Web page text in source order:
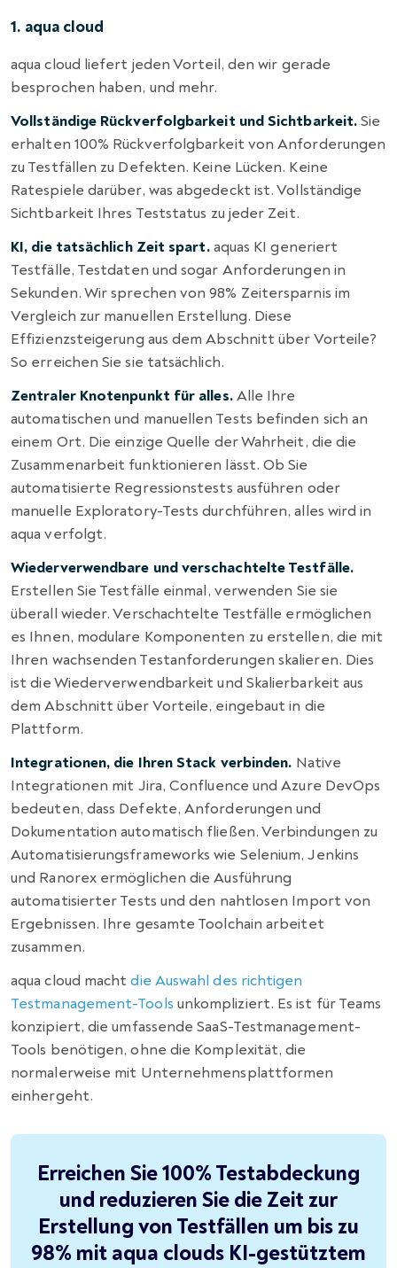
1. aqua cloud
aqua cloud liefert jeden Vorteil, den wir gerade
besprochen haben, und mehr.
Vollständige Rückverfolgbarkeit und Sichtbarkeit.Sie
erhalten 100% Rückverfolgbarkeit von Anforderungen
zu Testfällen zu Defekten. Keine Lücken. Keine
Ratespiele darüber, was abgedeckt ist. Vollständige
Sichtbarkeit Ihres Teststatus zu jeder Zeit.
KI, die tatsächlich Zeit spart.aquas KI generiert
Testfälle, Testdaten und sogar Anforderungen in
Sekunden. Wir sprechen von 98% Zeitersparnis im
Vergleich zur manuellen Erstellung. Diese
Effizienzsteigerung aus dem Abschnitt über Vorteile?
So erreichen Sie sie tatsächlich.
Zentraler Knotenpunkt für alles.Alle Ihre
automatischen und manuellen Tests befinden sich an
einem Ort. Die einzige Quelle der Wahrheit, die die
Zusammenarbeit funktionieren lässt. Ob Sie
automatisierte Regressionstests ausführen oder
manuelle Exploratory-Tests durchführen, alles wird in
aqua verfolgt.
Wiederverwendbare und verschachtelte Testfälle.
Erstellen Sie Testfälle einmal, verwenden Sie sie
überall wieder. Verschachtelte Testfälle ermöglichen
es Ihnen, modulare Komponenten zu erstellen, die mit
Ihren wachsenden Testanforderungen skalieren. Dies
ist die Wiederverwendbarkeit und Skalierbarkeit aus
dem Abschnitt über Vorteile, eingebaut in die
Plattform.
Integrationen, die Ihren Stack verbinden. Native
Integrationen mit Jira, Confluence und Azure DevOps
bedeuten, dass Defekte, Anforderungen und
Dokumentation automatisch fließen. Verbindungen zu
Automatisierungsframeworks wie Selenium, Jenkins
und Ranorex ermöglichen die Ausführung
automatisierter Tests und den nahtlosen Import von
Ergebnissen. Ihre gesamte Toolchain arbeitet
zusammen.
aqua cloud machtdie Auswahl des richtigen
Testmanagement-Tools unkompliziert. Es ist für Teams
konzipiert, die umfassende SaaS-Testmanagement-
Tools benötigen, ohne die Komplexität, die
normalerweise mit Unternehmensplattformen
einhergeht.
Erreichen Sie 100% Testabdeckung
und reduzieren Sie die Zeit zur
Erstellung von Testfällen um bis zu
98% mit aqua clouds KI-gestütztem